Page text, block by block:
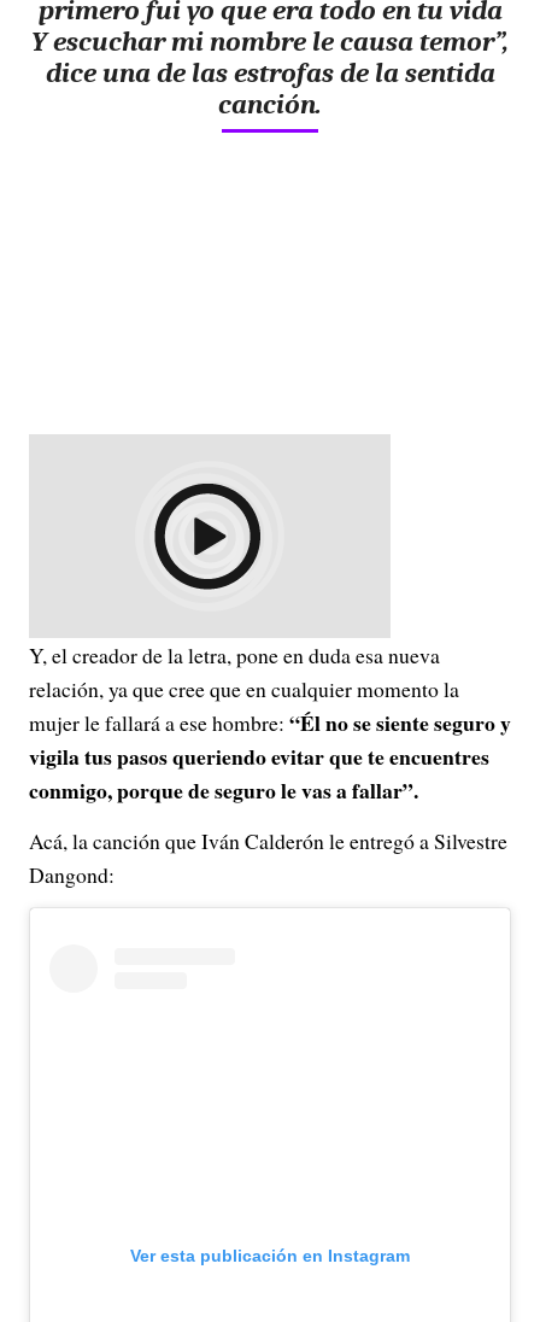
primero fui yo que era todo en tu vida
Y escuchar mi nombre le causa temor”,
dice una de las estrofas de la sentida
canción.
Y, el creador de la letra, pone en duda esa nueva
relación, ya que cree que en cualquier momento la
mujer le fallará a ese hombre: “Él no se siente seguro y
vigila tus pasos queriendo evitar que te encuentres
conmigo, porque de seguro le vas a fallar”.
Acá, la canción que Iván Calderón le entregó a Silvestre
Dangond:
Ver esta publicación en Instagram